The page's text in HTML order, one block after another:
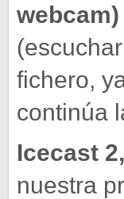
webcam)
fichero,
continúa
Icecast 2,
nuestra